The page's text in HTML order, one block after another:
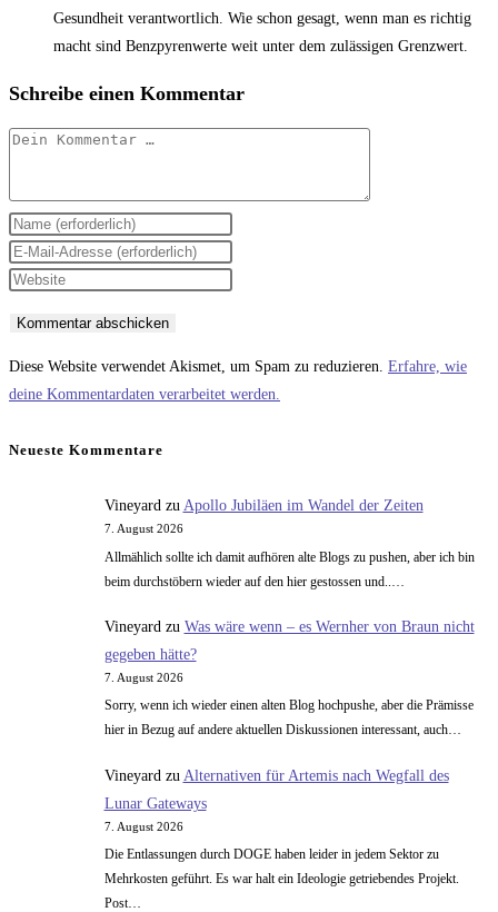
Gesundheit verantwortlich. Wie schon gesagt, wenn man es richtig
macht sind Benzpyrenwerte weit unter dem zulässigen Grenzwert.
Schreibe einen Kommentar
Kommentar
Gib
deinen
Namen
zum
Kommentieren
Gib
deine
Adresse
zum
ein
Gib
URL
ein
Diese Website verwendet Akismet, um Spam zu reduzieren. Erfahre, wie
deine Kommentardaten verarbeitet werden.
Neueste Kommentare
Vineyardzu Apollo Jubiläen im Wandel der Zeiten
7. August 2026
Allmählich sollte ich damit aufhören alte Blogs zu pushen, aber ich bin
beim durchstöbern wieder auf den hier gestossen und..…
Vineyard zu Was wäre wenn – es Wernher von Braun nicht
gegeben hätte?
7. August 2026
Sorry, wenn ich wieder einen alten Blog hochpushe, aber die Prämisse
hier in Bezug auf andere aktuellen Diskussionen interessant, auch…
Vineyard zu Alternativen für Artemis nach Wegfall des
Lunar Gateways
7. August 2026
Die Entlassungen durch DOGE haben leider in jedem Sektor zu
Mehrkosten geführt. Es war halt ein Ideologie getriebendes Projekt.
Post…